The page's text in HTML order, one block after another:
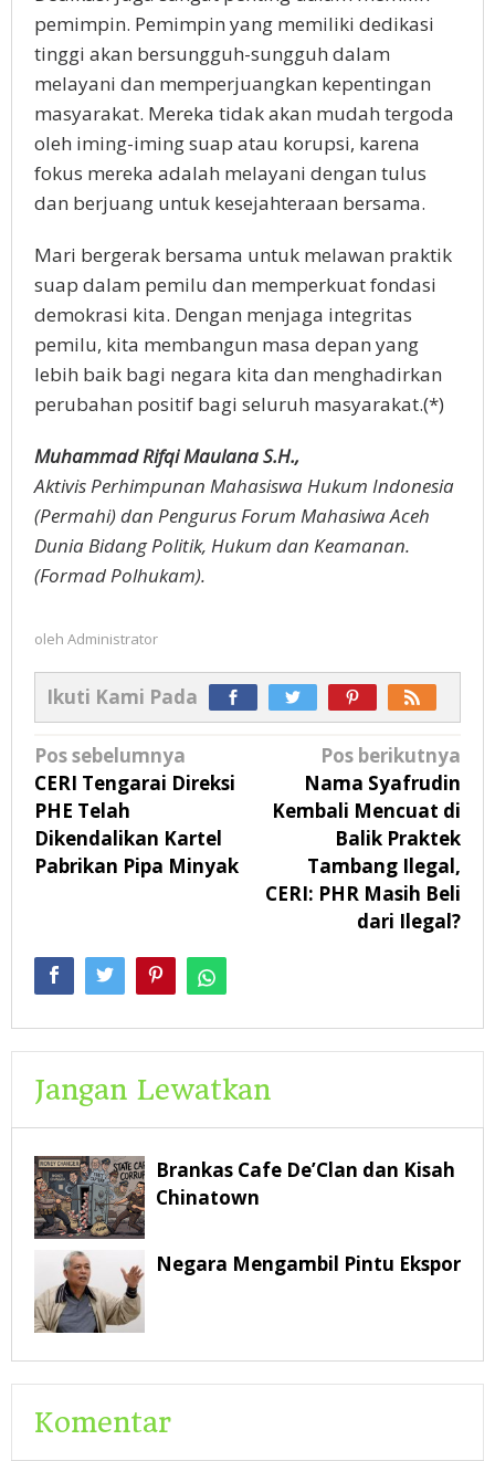
pemimpin. Pemimpin yang memiliki dedikasi
tinggi akan bersungguh-sungguh dalam
melayani dan memperjuangkan kepentingan
masyarakat. Mereka tidak akan mudah tergoda
oleh iming-iming suap atau korupsi, karena
fokus mereka adalah melayani dengan tulus
dan berjuang untuk kesejahteraan bersama.
Mari bergerak bersama untuk melawan praktik
suap dalam pemilu dan memperkuat fondasi
demokrasi kita. Dengan menjaga integritas
pemilu, kita membangun masa depan yang
lebih baik bagi negara kita dan menghadirkan
perubahan positif bagi seluruh masyarakat.(*)
Muhammad Rifqi Maulana S.H.,
Aktivis Perhimpunan Mahasiswa Hukum Indonesia
(Permahi) dan Pengurus Forum Mahasiwa Aceh
Dunia Bidang Politik, Hukum dan Keamanan.
(Formad Polhukam).
oleh Administrator
Ikuti Kami Pada
Navigasi
pos
Pos sebelumnya
CERI Tengarai Direksi
PHE Telah
Dikendalikan Kartel
Pabrikan Pipa Minyak
Pos berikutnya
Nama Syafrudin
Kembali Mencuat di
Balik Praktek
Tambang Ilegal,
CERI: PHR Masih Beli
dari Ilegal?
Jangan Lewatkan
Brankas Cafe De’Clan dan Kisah
Chinatown
Negara Mengambil Pintu Ekspor
Komentar